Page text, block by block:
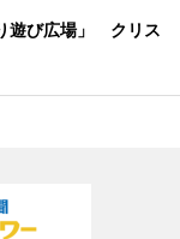
遊び広場」 クリス